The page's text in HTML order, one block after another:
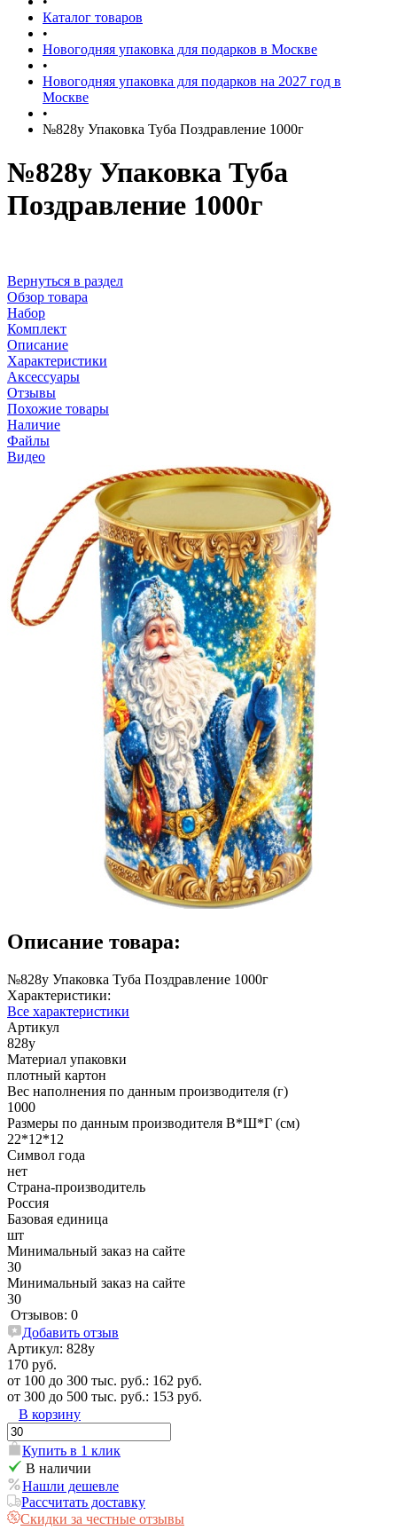
Каталог товаров
•
Новогодняя упаковка для подарков в Москве
•
Новогодняя упаковка для подарков на 2027 год в
Москве
•
№828у Упаковка Туба Поздравление 1000г
№828у Упаковка Туба
Поздравление 1000г
Вернуться в раздел
Обзор товара
Набор
Комплект
Описание
Характеристики
Аксессуары
Отзывы
Похожие товары
Наличие
Файлы
Видео
Описание товара:
№828у Упаковка Туба Поздравление 1000г
Характеристики:
Все характеристики
Артикул
828у
Материал упаковки
плотный картон
Вес наполнения по данным производителя (г)
1000
Размеры по данным производителя В*Ш*Г (см)
22*12*12
Символ года
нет
Страна-производитель
Россия
Базовая единица
шт
Минимальный заказ на сайте
30
Минимальный заказ на сайте
30
Отзывов: 0
Добавить отзыв
Артикул: 828у
170 руб.
от 100 до 300 тыс. руб.: 162 руб.
от 300 до 500 тыс. руб.: 153 руб.
В корзину
Купить в 1 клик
В наличии
Нашли дешевле
Рассчитать доставку
Скидки за честные отзывы